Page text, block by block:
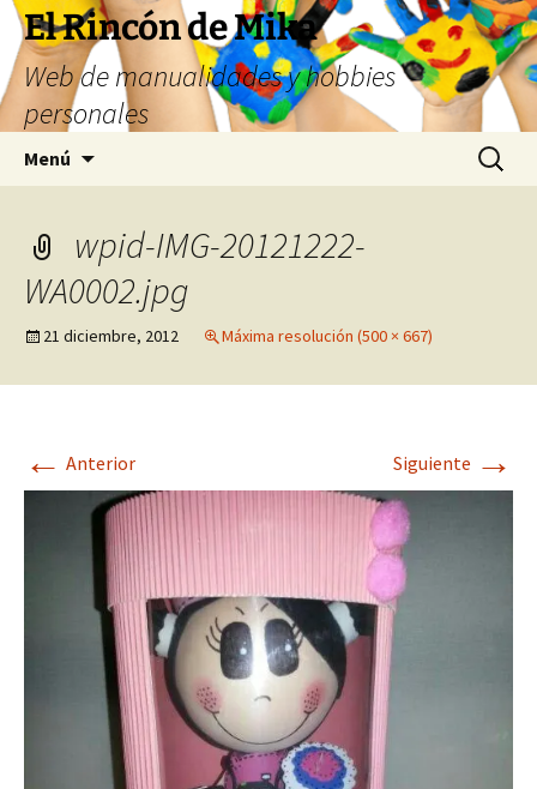
Saltar
contenido
El Rincón de Mika
Web de manualidades y hobbies
personales
Menú Buscar:
wpid-IMG-20121222-
WA0002.jpg
21 diciembre, 2012 Máxima resolución (500 × 667)
← Anterior Siguiente →